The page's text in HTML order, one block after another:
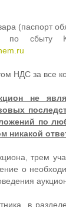
(паспорт
по сбыту
НДС за все
не
по
никакой
трем
о
в